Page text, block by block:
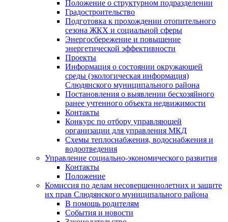
Положение о структурном подразделении
Градостроительство
Подготовка к прохождении отопительного
сезона ЖКХ и социальной сферы
Энергосбережение и повышение
энергетической эффективности
Проекты
Информация о состоянии окружающей
среды (экологическая информация)
Слюдянского муниципального района
Постановления о выявлении бесхозяйного
ранее учтенного объекта недвижимости
Контакты
Конкурс по отбору управляющей
организации для управления МКД
Схемы теплоснабжения, водоснабжения и
водоотведения
Управление социально-экономического развития
Контакты
Положение
Комиссия по делам несовершеннолетних и защите
их прав Слюдянского муниципального района
В помощь родителям
События и новости